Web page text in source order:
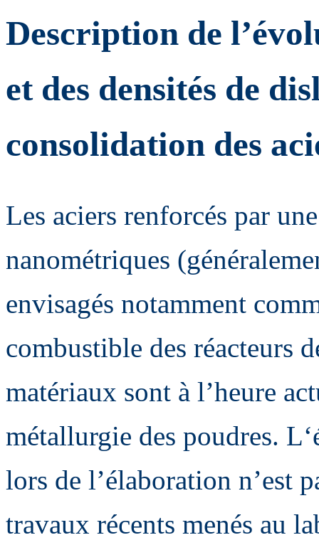
Description de
et des densités de
consolidation des
Les aciers renforcés par
nanométriques
envisagés notamment
combustible des réacteurs
matériaux sont à l’heure
métallurgie des poudres.
lors de l’élaboration n’est
travaux récents menés au